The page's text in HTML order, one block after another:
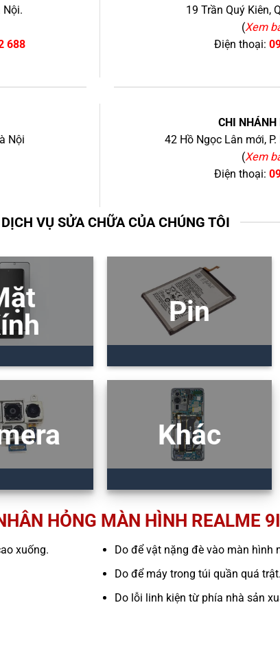
Nội.
688
19 Trần Quý Kiên,
(Xem
Điện thoại:
Nội
CHI NHÁNH
42 Hồ Ngọc Lân mới,
(Xem
Điện thoại:
VỤ SỬA CHỮA CỦA CHÚNG TÔI
Pin
Khác
HỎNG MÀN HÌNH REALME 9I
xuống.
Do để vật nặng đè vào màn hình
Do để máy trong túi quần quá trật.
Do lỗi linh kiện từ phía nhà sản